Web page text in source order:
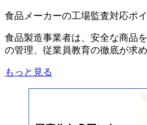
食品メーカーの工場監査対応ポ
食品製造事業者は、安全な商品
の管理、従業員教育の徹底が求め
もっと見る